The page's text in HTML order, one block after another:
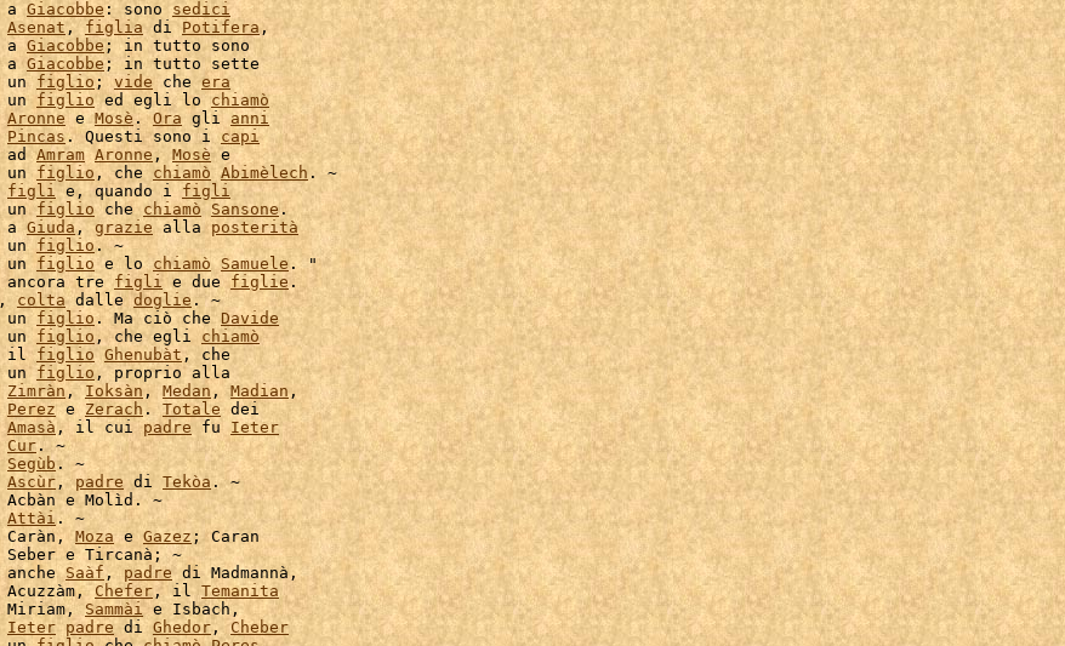
a Giacobbe : sono sedici
Asenat, figlia di Potifera,
a Giacobbe ; in tutto sono
Giacobbe; in tutto sette
figlio ; vide che era
un figlio ed egli lo chiamò
Aronne e Mosè . Ora gli anni
Pincas . Questi sono i capi
ad Amram Aronne , Mosè e
un figlio , che chiamò Abimèlech . ~
figli e, quando i figli
un figlio che chiamò Sansone.
a Giuda, grazie alla posterità
un figlio. ~
un figlio e lo chiamò Samuele . "
ancora tre figli e due figlie .
, colta dalle doglie . ~
un figlio. Ma ciò che Davide
figlio , che egli chiamò
il figlio Ghenubàt , che
figlio
Zimràn , Ioksàn , Medan , Madian ,
Perez e Zerach . Totale dei
Amasà, il cui padre fu Ieter
Cur. ~
Segùb. ~
Ascùr , padre di Tekòa . ~
e Molìd. ~
Attài . ~
Caràn, Moza e Gazez ; Caran
anche Saàf , padre di Madmannà,
Acuzzàm, Chefer , il Temanita
Miriam, Sammài e Isbach,
Ieter padre di Ghedor , Cheber